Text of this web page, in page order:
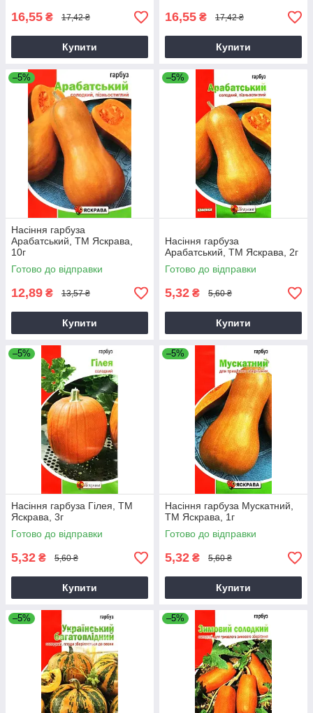
16,55 ₴ 17,42 ₴
Купити
16,55 ₴ 17,42 ₴
Купити
–5%
Насіння гарбуза
Арабатський, ТМ Яскрава,
10г
Готово до відправки
12,89 ₴ 13,57 ₴
Купити
–5%
Насіння гарбуза
Арабатський, ТМ Яскрава, 2г
Готово до відправки
5,32 ₴ 5,60 ₴
Купити
–5%
Насіння гарбуза Гілея, ТМ
Яскрава, 3г
Готово до відправки
5,32 ₴ 5,60 ₴
Купити
–5%
Насіння гарбуза Мускатний,
ТМ Яскрава, 1г
Готово до відправки
5,32 ₴ 5,60 ₴
Купити
–5% –5%